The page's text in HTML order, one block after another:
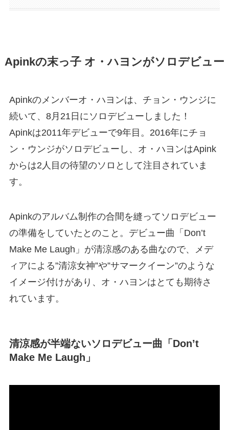
Apinkの末っ子 オ・ハヨンがソロデビュー
Apinkのメンバーオ・ハヨンは、チョン・ウンジに
続いて、8月21日にソロデビューしました！
Apinkは2011年デビューで9年目。2016年にチョ
ン・ウンジがソロデビューし、オ・ハヨンはApink
からは2人目の待望のソロとして注目されていま
す。
Apinkのアルバム制作の合間を縫ってソロデビュー
の準備をしていたとのこと。デビュー曲「Don’t
Make Me Laugh」が清涼感のある曲なので、メデ
ィアによる”清涼女神”や”サマークイーン”のような
イメージ付けがあり、オ・ハヨンはとても期待さ
れています。
清涼感が半端ないソロデビュー曲「Don’t
Make Me Laugh」